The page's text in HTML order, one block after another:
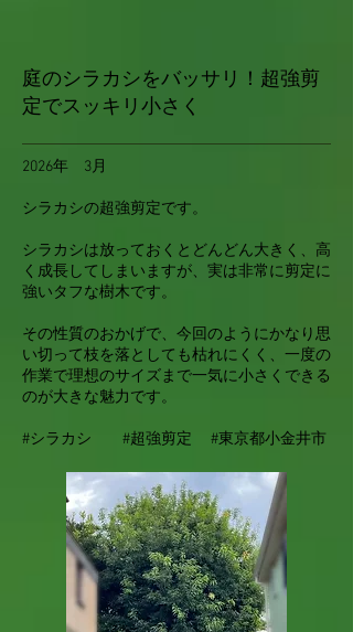
庭のシラカシをバッサリ！超強剪
定でスッキリ小さく
2026年 3月
シラカシの超強剪定です。
シラカシは放っておくとどんどん大きく、高
く成長してしまいますが、実は非常に剪定に
強いタフな樹木です。
その性質のおかげで、今回のようにかなり思
い切って枝を落としても枯れにくく、一度の
作業で理想のサイズまで一気に小さくできる
のが大きな魅力です。
#シラカシ #超強剪定 #東京都小金井市